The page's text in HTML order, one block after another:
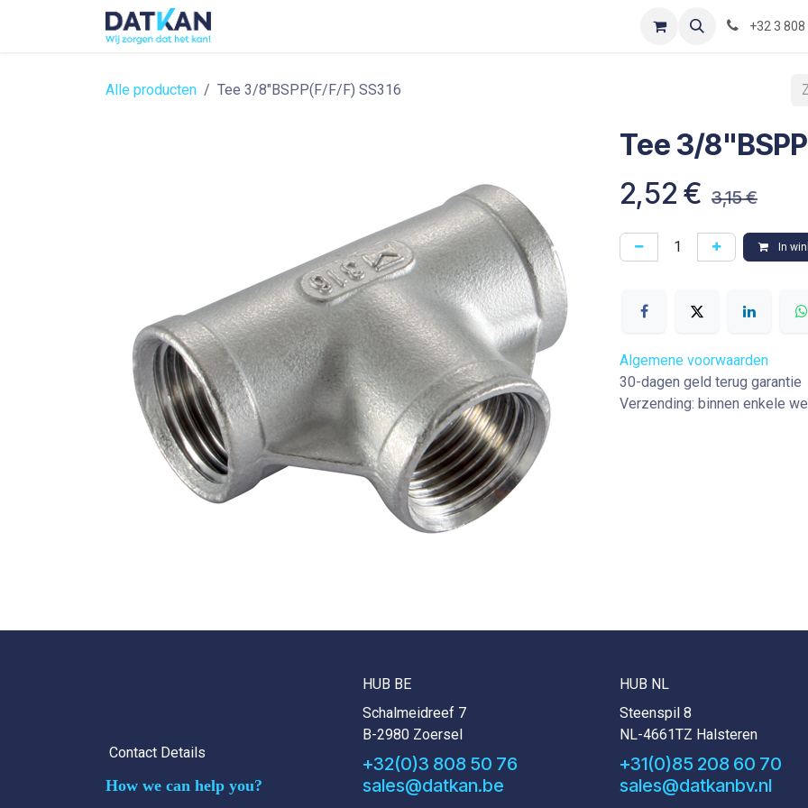
Optimization-of-piping-components
+32 3 808
Alle producten Tee 3/8"BSPP(F/F/F) SS316
Tee 3/
2,52 € 3,15€
In
Algemene voorwaarden
30-dagen geld terug garantie
Verzending: binnen enkele
Contact Details
How we can help you?
HUB BE
Schalmeidreef 7
B-2980 Zoersel
+32(0)3 808 50 76
sales@datkan.be
HUB NL
Steenspil 8
NL-4661TZ Halsteren
+31(0)85 208 60 70
sales@datkanbv.nl